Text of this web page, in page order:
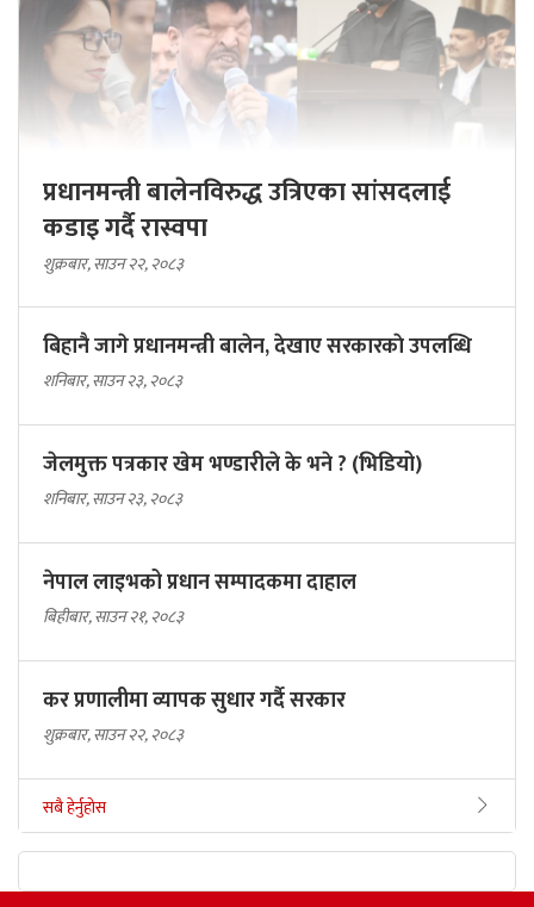
प्रधानमन्त्री बालेनविरुद्ध उत्रिएका सांसदलाई
कडाइ गर्दै रास्वपा
शुक्रबार, साउन २२, २०८३
बिहानै जागे प्रधानमन्त्री बालेन, देखाए सरकारकाे उपलब्धि
शनिबार, साउन २३, २०८३
जेलमुक्त पत्रकार खेम भण्डारीले के भने ? (भिडियो)
शनिबार, साउन २३, २०८३
नेपाल लाइभको प्रधान सम्पादकमा दाहाल
बिहीबार, साउन २१, २०८३
कर प्रणालीमा व्यापक सुधार गर्दै सरकार
शुक्रबार, साउन २२, २०८३
सबै हेर्नुहोस